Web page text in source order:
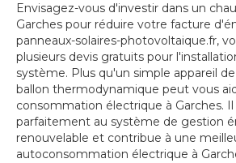
Envisagez-vous d'investir dans un
Garches pour réduire votre facture
panneaux-solaires-photovoltaique.fr,
plusieurs devis gratuits pour
système. Plus qu'un simple appareil
ballon thermodynamique peut vous
consommation électrique à Garches.
parfaitement au système de gestion
renouvelable et contribue à une
autoconsommation électrique à